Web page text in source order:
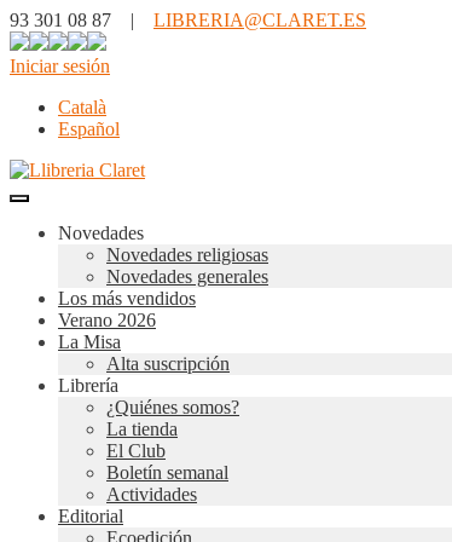
93 301 08 87 | LIBRERIA@CLARET.ES
Iniciar sesión
Català
Español
Novedades
Novedades religiosas
Novedades generales
Los más vendidos
Verano 2026
La Misa
Alta suscripción
Librería
¿Quiénes somos?
La tienda
El Club
Boletín semanal
Actividades
Editorial
Ecoedición